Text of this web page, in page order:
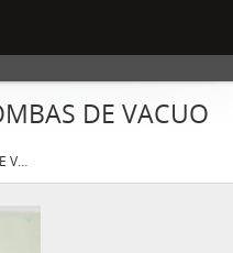
DE VACUO
APERFEIÇOAMENTO EM BOMBAS DE VACUO